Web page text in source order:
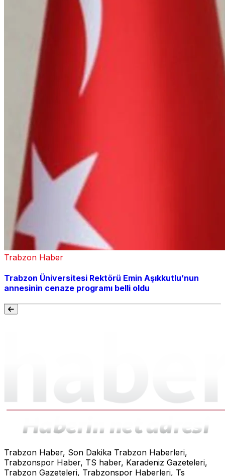
Trabzon Haber
Trabzon Üniversitesi Rektörü Emin Aşıkkutlu’nun
annesinin cenaze programı belli oldu
Trabzon Haber, Son Dakika Trabzon Haberleri,
Trabzonspor Haber, TS haber, Karadeniz Gazeteleri,
Trabzon Gazeteleri, Trabzonspor Haberleri, Ts